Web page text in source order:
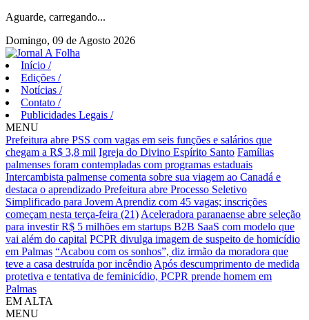
Aguarde, carregando...
Domingo, 09 de Agosto 2026
Início /
Edições /
Notícias /
Contato /
Publicidades Legais /
MENU
Prefeitura abre PSS com vagas em seis funções e salários que
chegam a R$ 3,8 mil Igreja do Divino Espírito Santo Famílias
palmenses foram contempladas com programas estaduais
Intercambista palmense comenta sobre sua viagem ao Canadá e
destaca o aprendizado Prefeitura abre Processo Seletivo
Simplificado para Jovem Aprendiz com 45 vagas; inscrições
começam nesta terça-feira (21) Aceleradora paranaense abre seleção
para investir R$ 5 milhões em startups B2B SaaS com modelo que
vai além do capital PCPR divulga imagem de suspeito de homicídio
em Palmas “Acabou com os sonhos”, diz irmão da moradora que
teve a casa destruída por incêndio Após descumprimento de medida
protetiva e tentativa de feminicídio, PCPR prende homem em
Palmas
EM ALTA
MENU